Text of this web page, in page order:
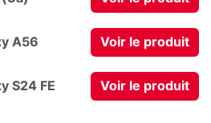
A56 Voir le produit
S24 FE Voir le produit